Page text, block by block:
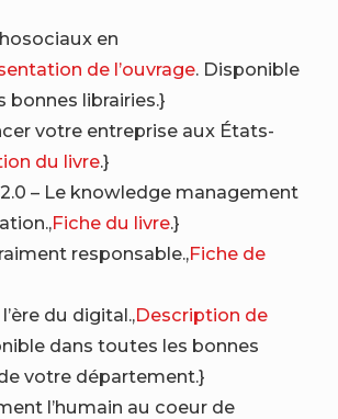
en
de l’ouvrage. Disponible
bonnes librairies.}
votre entreprise aux États-
du livre.}
– Le knowledge management
Fiche du livre.}
responsable.,Fiche de
du digital.,Description de
dans toutes les bonnes
votre département.}
l’humain au coeur de